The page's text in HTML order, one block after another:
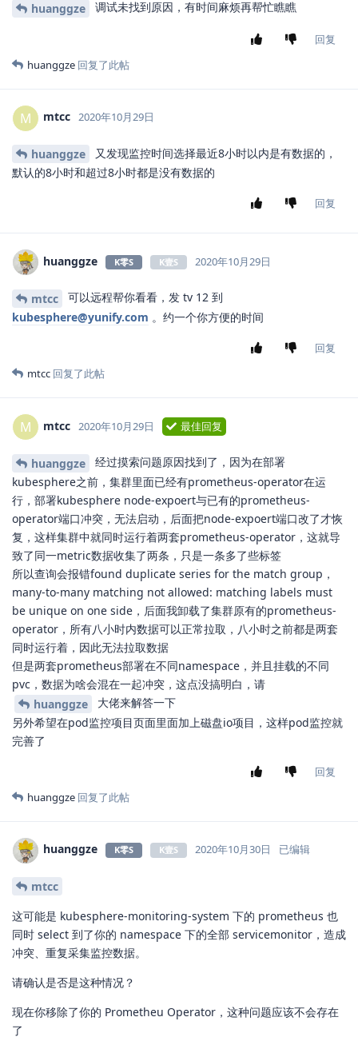
huanggze 调试未找到原因，有时间麻烦再帮忙瞧瞧
回复
huanggze 回复了此帖
M mtcc 2020年10月29日
huanggze
又发现监控时间选择最近8小时以内是有数据的，
默认的8小时和超过8小时都是没有数据的
回复
huanggze K零S K壹S 2020年10月29日
mtcc
可以远程帮你看看，发 tv 12 到
kubesphere@yunify.com 。约一个你方便的时间
回复
mtcc 回复了此帖
M mtcc 2020年10月29日 最佳回复
huanggze
经过摸索问题原因找到了，因为在部署
kubesphere之前，集群里面已经有prometheus-operator在运
行，部署kubesphere node-expoert与已有的prometheus-
operator端口冲突，无法启动，后面把node-expoert端口改了才恢
复，这样集群中就同时运行着两套prometheus-operator，这就导
致了同一metric数据收集了两条，只是一条多了些标签
所以查询会报错found duplicate series for the match group，
many-to-many matching not allowed: matching labels must
be unique on one side，后面我卸载了集群原有的prometheus-
operator，所有八小时内数据可以正常拉取，八小时之前都是两套
同时运行着，因此无法拉取数据
但是两套prometheus部署在不同namespace，并且挂载的不同
pvc，数据为啥会混在一起冲突，这点没搞明白，请
huanggze
大佬来解答一下
另外希望在pod监控项目页面里面加上磁盘io项目，这样pod监控就
完善了
回复
huanggze 回复了此帖
huanggze K零S K壹S 2020年10月30日 已编辑
mtcc
这可能是 kubesphere-monitoring-system 下的 prometheus 也
同时 select 到了你的 namespace 下的全部 servicemonitor，造成
冲突、重复采集监控数据。
请确认是否是这种情况？
现在你移除了你的 Prometheu Operator，这种问题应该不会存在
了